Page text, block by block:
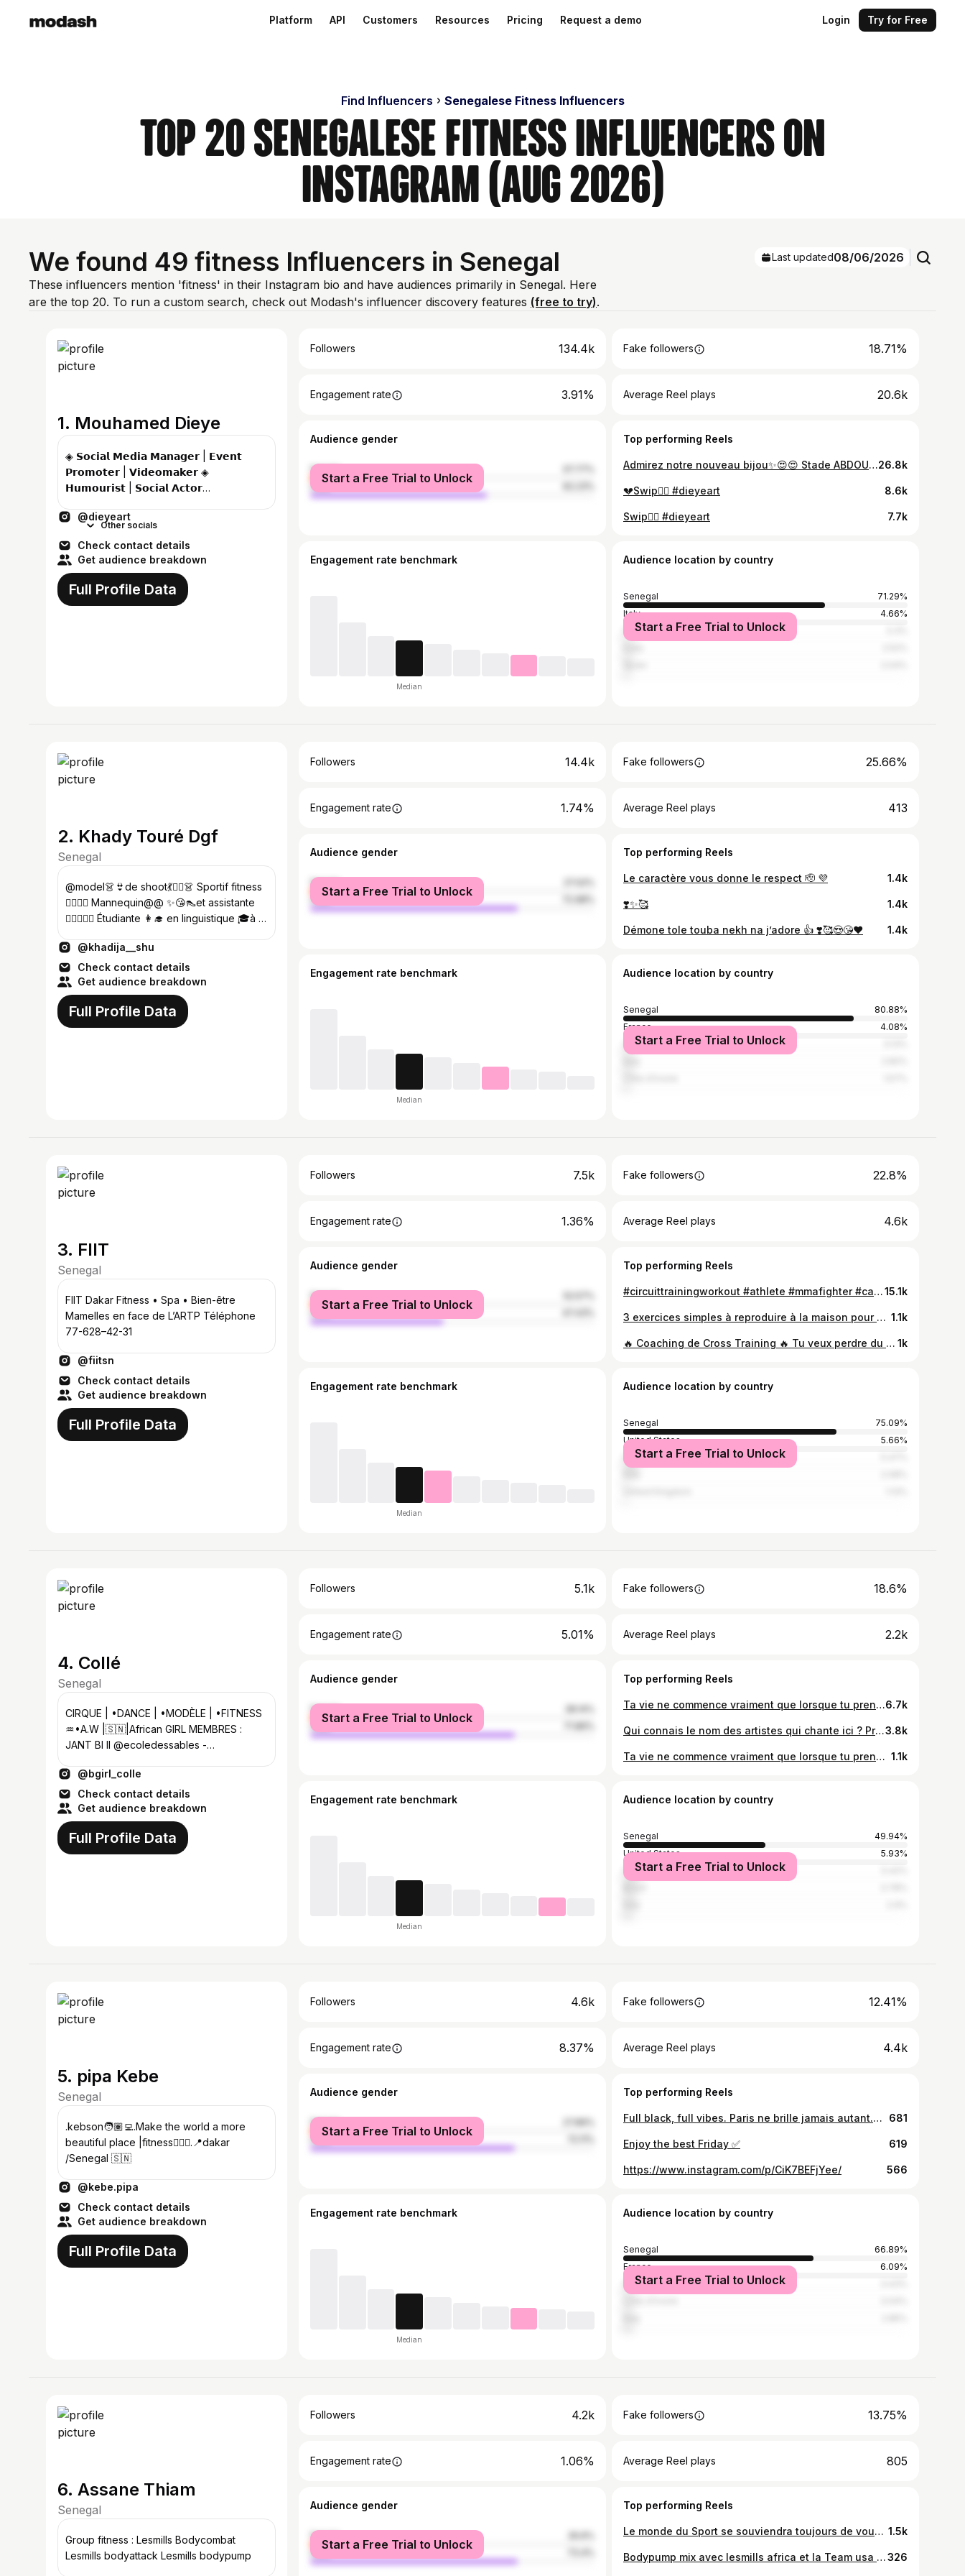
Platform API Customers Resources Pricing Request a demo Login Try for Free
Find Influencers Senegalese Fitness Influencers
Top 20 Senegalese Fitness Influencers on
Instagram (Aug 2026)
We found 49 fitness Influencers in Senegal
These influencers mention 'fitness' in their Instagram bio and have audiences primarily in Senegal. Here
are the top 20. To run a custom search, check out Modash's influencer discovery features (free to try).
Last updated08/06/2026
1. Mouhamed Dieye
◈ 𝗦𝗼𝗰𝗶𝗮𝗹 𝗠𝗲𝗱𝗶𝗮 𝗠𝗮𝗻𝗮𝗴𝗲𝗿 | 𝗘𝘃𝗲𝗻𝘁
𝗣𝗿𝗼𝗺𝗼𝘁𝗲𝗿 | 𝗩𝗶𝗱𝗲𝗼𝗺𝗮𝗸𝗲𝗿 ◈
𝗛𝘂𝗺𝗼𝘂𝗿𝗶𝘀𝘁 | 𝗦𝗼𝗰𝗶𝗮𝗹 𝗔𝗰𝘁𝗼𝗿
dieyeart1
@dieyeart
Other socials
Check contact details
Get audience breakdown
Full Profile Data
Followers 134.4k Fake followers 18.71%
Engagement rate 3.91% Average Reel plays 20.6k
Audience gender
female
male
Start a Free Trial to Unlock
Top performing Reels
Admirez notre nouveau bijou✨😍😍 Stade ABDOULAYE WADE🇸🇳🏟🤩🤩 Jour J⏳ #dieyeart #stadium #football #architecture #dakar #diamniadio #senegal26.8k
💔Swip👉🏽 #dieyeart 8.6k
Swip👉🏽 #dieyeart 7.7k
Engagement rate benchmark
Median
Audience location by country
Senegal
71.29%
Italy
4.66%
France
Start a Free Trial to Unlock
2. Khady Touré Dgf
Senegal
@model👗👙de shoot💃👯‍♀️👗 Sportif fitness
🏋️‍♀️🏃‍♀️ Mannequin@@ ✨😘👠et assistante
🦸🏻‍♀️🦸‍♀️ Étudiante 👩‍🎓 en linguistique 🎓à l
@khadija__shu
Check contact details
Get audience breakdown
Full Profile Data
Followers 14.4k Fake followers 25.66%
Engagement rate 1.74% Average Reel plays 413
Audience gender
female
male
Start a Free Trial to Unlock
Top performing Reels
Le caractère vous donne le respect 🫡 💜 1.4k
❣️✨🥰 1.4k
Démone tole touba nekh na j’adore 👍 ❣️🥰😍😘❤️ 1.4k
Engagement rate benchmark
Median
Audience location by country
Senegal
80.88%
France
4.08%
Spain
Start a Free Trial to Unlock
3. FIIT
Senegal
FIIT Dakar Fitness • Spa • Bien-être
Mamelles en face de L’ARTP Téléphone
77-628–42-31
@fiitsn
Check contact details
Get audience breakdown
Full Profile Data
Followers 7.5k Fake followers 22.8%
Engagement rate 1.36% Average Reel plays 4.6k
Audience gender
female
male
Start a Free Trial to Unlock
Top performing Reels
#circuittrainingworkout #athlete #mmafighter #cardioworkout #Athleticssn🔥#nopainnogain #maindset🧠✨15.1k
3 exercices simples à reproduire à la maison pour soulager les maux de dos en renforçant ce dernier ✨💪🏽 Outfit🤸🏽‍♀️: @galsenfit Quel autre conseil d’exercices voulez-vous voir la prochaine fois ? 1.1k
🔥 Coaching de Cross Training 🔥 Tu veux perdre du poids, te tonifier ou gagner en endurance sans t’ennuyer ? Mon programme de Cross Training est fait pour toi ! ✅ Adapté à tous les niveaux (débutant à expert) ✅ Entraînements variés et progressifs pour des résultats concrets ✅ Perte de gras, renforcement musculaire, endurance et explosivité ✅ Encadrement personnalisé pour t’aider à dépasser tes limites 📍 En salle @fitstopsn ou en coaching à distance 📅 Des séances dynamiques en petits groupes 🔥 Viens transformer ton corps et ton mental 🔥 Contacte-moi pour démarrer dès maintenant ! 💪 1k
Engagement rate benchmark
Median
Audience location by country
Senegal
75.09%
United States
5.66%
France
Start a Free Trial to Unlock
4. Collé
Senegal
CIRQUE | •DANCE | •MODÈLE | •FITNESS
♒️•A.W |🇸🇳|African GIRL MEMBRES :
JANT BI II @ecoledessables -
@am_y_colle_
@bgirl_colle
Check contact details
Get audience breakdown
Full Profile Data
Followers 5.1k Fake followers 18.6%
Engagement rate 5.01% Average Reel plays 2.2k
Audience gender
female
male
Start a Free Trial to Unlock
Top performing Reels
Ta vie ne commence vraiment que lorsque tu prends l’entière responsabilité de tout ce qui s’est passé, de tout ce qui se passe et de tout ce qui se passera dans ta vie. Ce n’est qu’alors que tu peux vraiment poursuivre ton ambition, créer des progrês et atteindre ce que tu veux tellement réaliser. • • @loeildulion @bgirl_colle @acrobatic_duoo • @nwe •#motivational #animation #fail #failure #success #keepshowingup #keepgoing #neverquit #cirque6.7k
Qui connais le nom des artistes qui chante ici ? Proposez-moi d’autres bonne musique pour faire des chorégraphies pareille 😏 My good dancer @bgirl_colle @mariongr.n @nadeeya_gk @ibrah_zrise 🇸🇳🇫🇷 @dope_mn2 @black_womxn 🇨🇮🇨🇮 @deedy.ld @coridlionne @madlouk @enfantdesbois …etc préparez vous pour reproduire avec moi 📹 @barro_dancer 🙏🏾3.8k
Ta vie ne commence vraiment que lorsque tu prends l’entière la responsabilité de tout ce qui s’est passé, de tout ce qui se passe et de tout ce qui se passera dans ta vie. Ce n’est qu’alors que tu peux vraiment poursuivre ton ambition, créer des progrès et atteindre ce que tu veux tellement réaliser. Ce n’est qu’alors que tu peux voir le monde sous un meilleur jour, éliminer les choses qui te retiennent et avancer. Accepter la responsabilité, c’est accepter l’opportunité de s’améliorer. • @bgirl_colle @acrobatic_duoo • cliché @inspiishoot • • @nwe #photography #shooting #senegal #afrique #acroyoga #acrobatics 1.1k
Engagement rate benchmark
Median
Audience location by country
Senegal
49.94%
United States
5.93%
France
Start a Free Trial to Unlock
5. pipa Kebe
Senegal
.kebson🧑🏽‍💻.Make the world a more
beautiful place |fitness🏋🏽‍♂️.📍dakar
/Senegal 🇸🇳
@kebe.pipa
Check contact details
Get audience breakdown
Full Profile Data
Followers 4.6k Fake followers 12.41%
Engagement rate 8.37% Average Reel plays 4.4k
Audience gender
female
male
Start a Free Trial to Unlock
Top performing Reels
Full black, full vibes. Paris ne brille jamais autant.🖤❤️‍🔥 📸 @oya_cts # 681
Enjoy the best Friday ✅ 619
https://www.instagram.com/p/CiK7BEFjYee/ 566
Engagement rate benchmark
Median
Audience location by country
Senegal
66.89%
France
6.09%
Morocco
Start a Free Trial to Unlock
6. Assane Thiam
Senegal
Group fitness : Lesmills Bodycombat
Lesmills bodyattack Lesmills bodypump
Followers 4.2k Fake followers 13.75%
Engagement rate 1.06% Average Reel plays 805
Audience gender
female
male
Start a Free Trial to Unlock
Top performing Reels
Le monde du Sport se souviendra toujours de vous Capitaine Fadiouff Ndiaye 🕊️❤️ Pump Nation by Iron @coach_thiam Une barre pour une planète plus en forme 🏋️‍♂️🇸🇳🌍 @rufisque_senegal 1.5k
Bodypump mix avec lesmills africa et la Team usa 🇺🇸 ❤️💪🏼🇸🇳#lesmills#bodypump#reebok#326